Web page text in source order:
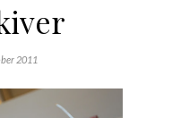
2011